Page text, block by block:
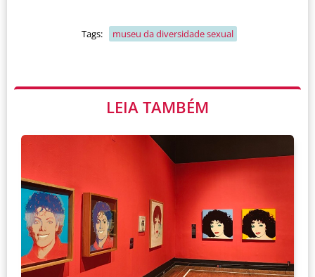
Tags: museu da diversidade sexual
LEIA TAMBÉM